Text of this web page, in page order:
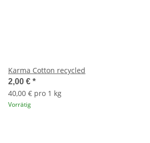
Karma Cotton recycled
2,00 € *
40,00 € pro 1 kg
Vorrätig